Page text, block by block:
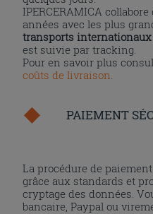
IPERCERAMICA
années avec les plus
transports internationaux
est suivie par tracking.
Pour en savoir plus
coûts de livraison
PAIEMENT
La procédure de
grâce aux standards et
cryptage des données.
bancaire, Paypal ou